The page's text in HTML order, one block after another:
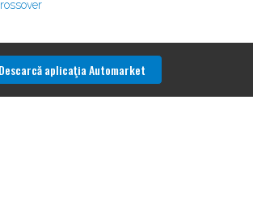
Descarcă aplicaţia Automarket